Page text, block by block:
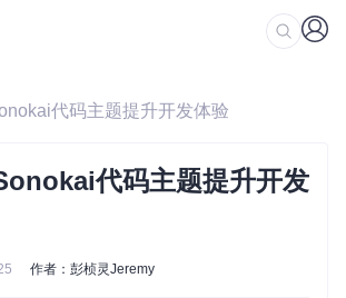
代码主题提升开发体验
代码主题提升开发
作者：彭桢灵Jeremy